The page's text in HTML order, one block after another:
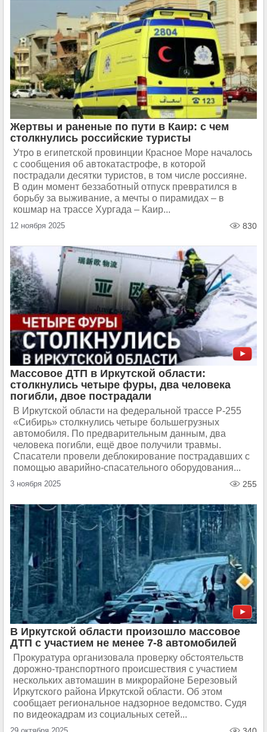
Жертвы и раненые по пути в Каир: с чем
столкнулись российские туристы
Утро в египетской провинции Красное Море началось
с сообщения об автокатастрофе, в которой
пострадали десятки туристов, в том числе россияне.
В один момент беззаботный отпуск превратился в
борьбу за выживание, а мечты о пирамидах – в
кошмар на трассе Хургада – Каир...
12 ноября 2025 830
Массовое ДТП в Иркутской области:
столкнулись четыре фуры, два человека
погибли, двое пострадали
В Иркутской области на федеральной трассе Р-255
«Сибирь» столкнулись четыре большегрузных
автомобиля. По предварительным данным, два
человека погибли, ещё двое получили травмы.
Спасатели провели деблокирование пострадавших с
помощью аварийно-спасательного оборудования...
3 ноября 2025 255
В Иркутской области произошло массовое
ДТП с участием не менее 7-8 автомобилей
Прокуратура организовала проверку обстоятельств
дорожно-транспортного происшествия с участием
нескольких автомашин в микрорайоне Березовый
Иркутского района Иркутской области. Об этом
сообщает региональное надзорное ведомство. Судя
по видеокадрам из социальных сетей...